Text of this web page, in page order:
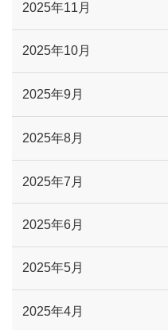
2025年11月
2025年10月
2025年9月
2025年8月
2025年7月
2025年6月
2025年5月
2025年4月